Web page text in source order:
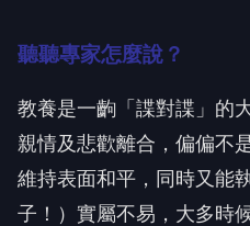
聽聽專家怎麼說？
教養是一齣「諜對諜」的
親情及悲歡離合，偏偏不
維持表面和平，同時又能
子！）實屬不易，大多時